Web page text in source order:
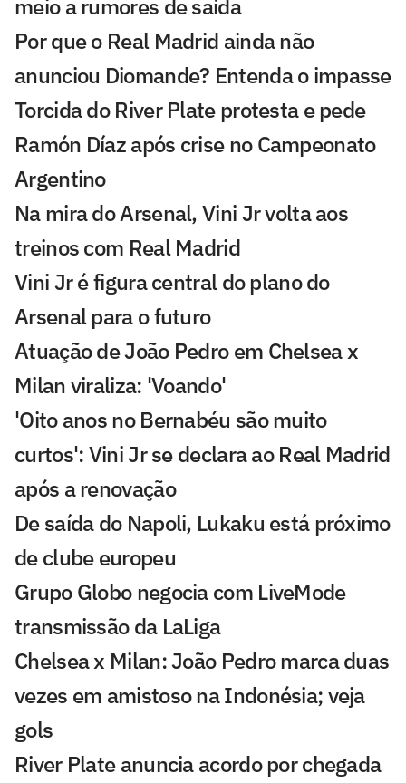
meio a rumores de saída
Por que o Real Madrid ainda não
anunciou Diomande? Entenda o impasse
Torcida do River Plate protesta e pede
Ramón Díaz após crise no Campeonato
Argentino
Na mira do Arsenal, Vini Jr volta aos
treinos com Real Madrid
Vini Jr é figura central do plano do
Arsenal para o futuro
Atuação de João Pedro em Chelsea x
Milan viraliza: 'Voando'
'Oito anos no Bernabéu são muito
curtos': Vini Jr se declara ao Real Madrid
após a renovação
De saída do Napoli, Lukaku está próximo
de clube europeu
Grupo Globo negocia com LiveMode
transmissão da LaLiga
Chelsea x Milan: João Pedro marca duas
vezes em amistoso na Indonésia; veja
gols
River Plate anuncia acordo por chegada